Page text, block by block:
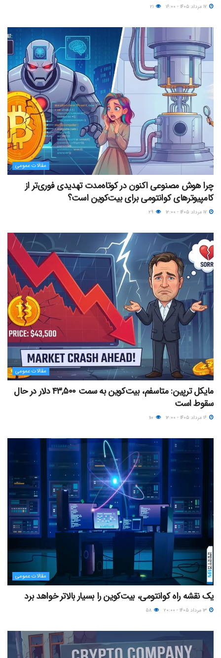
مقالات عمومی
چرا هوش مصنوعی اکنون در کوتاه‌مدت تهدیدی فوری‌تر از
کامپیوترهای کوانتومی برای بیت‌کوین است؟
مقالات عمومی
مایکل ترپین: متاسفم، بیت‌کوین به سمت ۴۳,۵۰۰ دلار در حال
سقوط است
مقالات عمومی
یک نقشه راه کوانتومی، بیت‌کوین را بسیار بالاتر خواهد برد